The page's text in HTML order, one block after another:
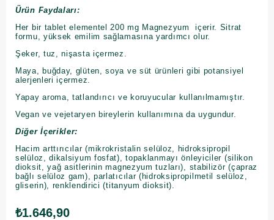
Ürün Faydaları:
Her bir tablet elementel 200 mg Magnezyum içerir. Sitrat
formu, yüksek emilim sağlamasına yardımcı olur.
Şeker, tuz, nişasta içermez.
Maya, buğday, glüten, soya ve süt ürünleri gibi potansiyel
alerjenleri içermez.
Yapay aroma, tatlandırıcı ve koruyucular kullanılmamıştır.
Vegan ve vejetaryen bireylerin kullanımına da uygundur.
Diğer İçerikler:
Hacim arttırıcılar (mikrokristalin selüloz, hidroksipropil
selüloz, dikalsiyum fosfat), topaklanmayı önleyiciler (silikon
dioksit, yağ asitlerinin magnezyum tuzları), stabilizör (çapraz
bağlı selüloz gam), parlatıcılar (hidroksipropilmetil selüloz,
gliserin), renklendirici (titanyum dioksit).
₺1.646,90